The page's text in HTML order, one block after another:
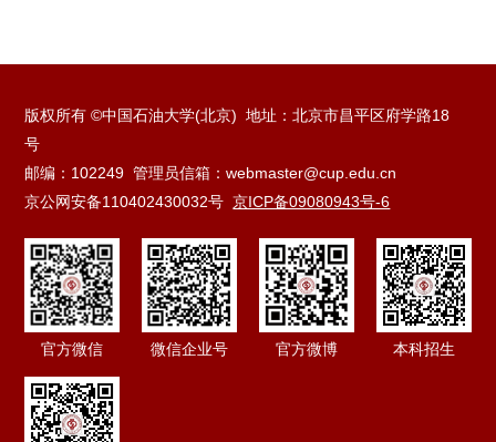
版权所有 ©中国石油大学(北京) 地址：北京市昌平区府学路18
号
邮编：102249 管理员信箱：webmaster@cup.edu.cn
京公网安备110402430032号京ICP备09080943号-6
官方微信 微信企业号 官方微博 本科招生